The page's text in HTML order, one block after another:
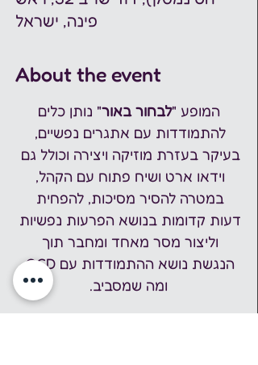
פינה, ישראל
About the event
המופע "לבחור באור" נותן כלים
להתמודדות עם אתגרים נפשיים,
בעיקר בעזרת מוזיקה ויצירה וכולל גם
וידאו ארט ושיח פתוח עם הקהל,
במטרה להסיר מסיכות, להפחית
דעות קדומות בנושא הפרעות נפשיות
וליצור מסר מאחד ומחבר תוך
הנגשת נושא ההתמודדות עם OCD
ומה שמסביב.